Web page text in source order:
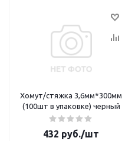
Хомут/стяжка 3,6мм*300мм
(100шт в упаковке) черный
432 руб./шт